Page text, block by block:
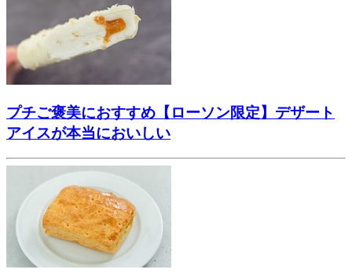
プチご褒美におすすめ【ローソン限定】デザート
アイスが本当においしい